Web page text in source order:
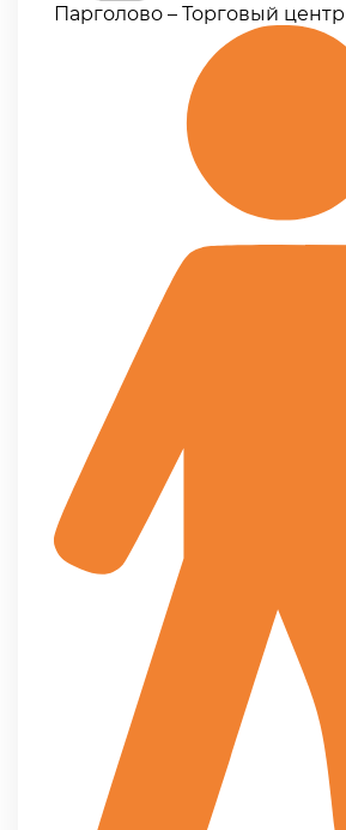
Парголово – Торговый центр